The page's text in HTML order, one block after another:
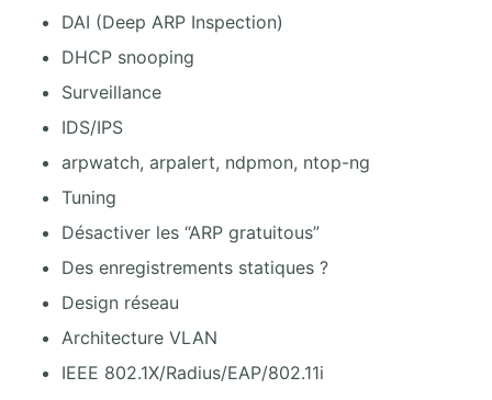
DAI (Deep ARP Inspection)
DHCP snooping
Surveillance
IDS/IPS
arpwatch, arpalert, ndpmon, ntop-ng
Tuning
Désactiver les “ARP gratuitous”
Des enregistrements statiques ?
Design réseau
Architecture VLAN
IEEE 802.1X/Radius/EAP/802.11i